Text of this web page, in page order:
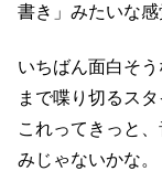
書き」みたいな感
いちばん面白そ
まで喋り切るスタ
これってきっと
みじゃないかな。